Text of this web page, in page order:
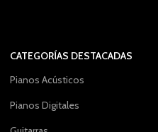
CATEGORÍAS DESTACADAS
Pianos Acústicos
Pianos Digitales